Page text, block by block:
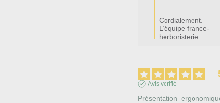
Cordialement.
L’équipe france-
herboristerie
Avis vérifié
Présentation